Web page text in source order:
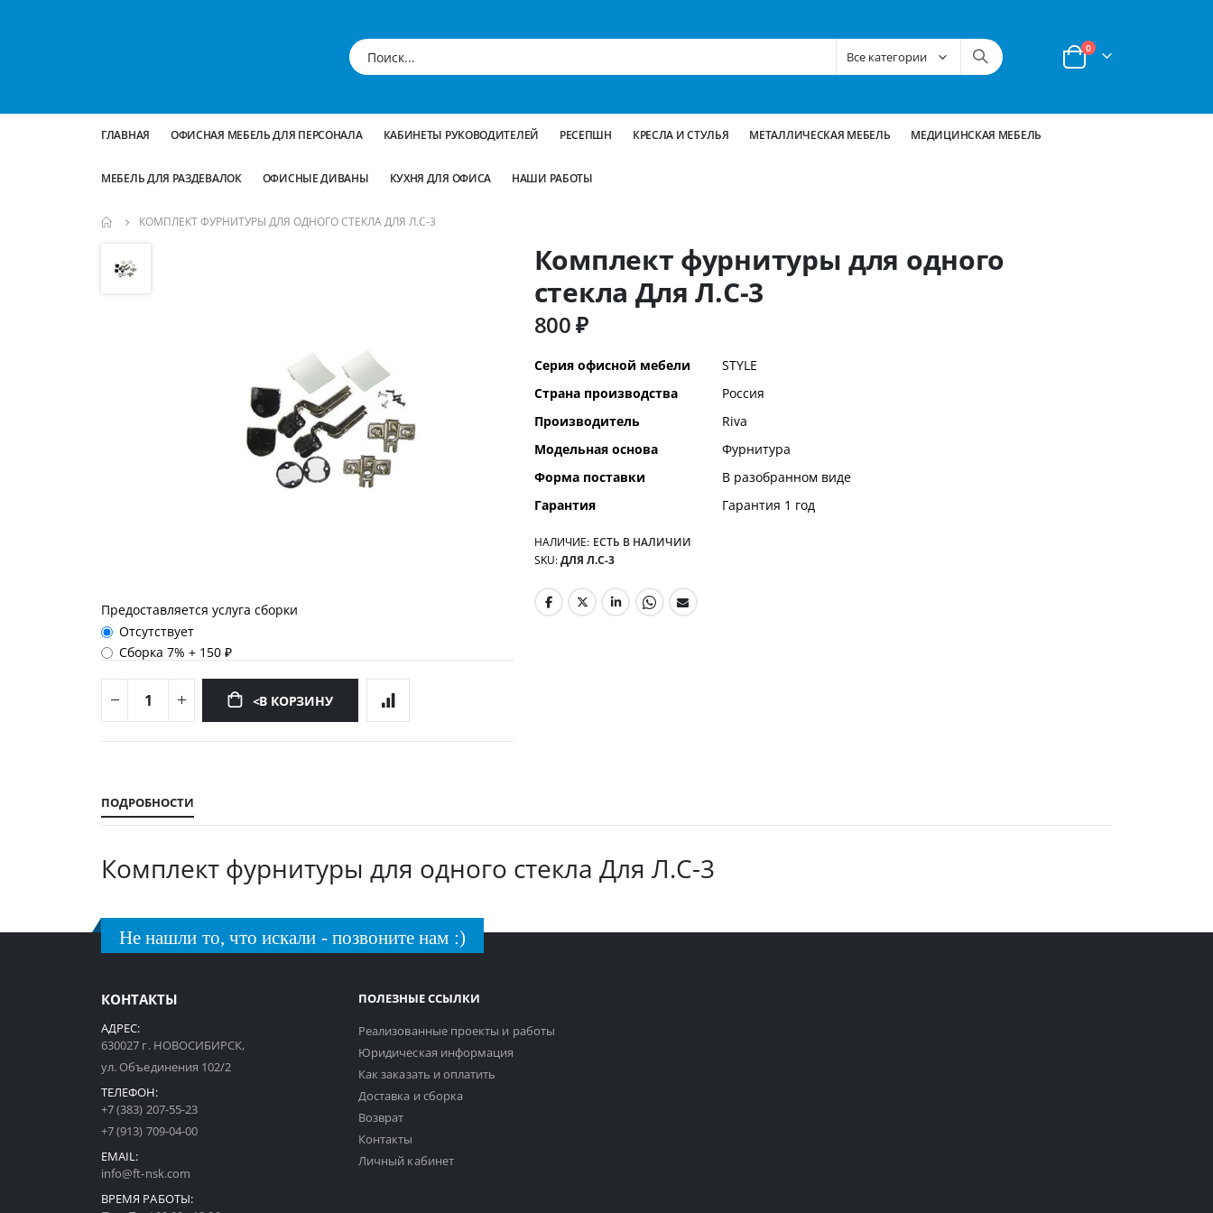
Корзина
0позиции
ГЛАВНАЯ ОФИСНАЯ МЕБЕЛЬ ДЛЯ ПЕРСОНАЛА КАБИНЕТЫ РУКОВОДИТЕЛЕЙ РЕСЕПШН КРЕСЛА И СТУЛЬЯ МЕТАЛЛИЧЕСКАЯ МЕБЕЛЬ МЕДИЦИНСКАЯ МЕБЕЛЬ
МЕБЕЛЬ ДЛЯ РАЗДЕВАЛОК ОФИСНЫЕ ДИВАНЫ КУХНЯ ДЛЯ ОФИСА НАШИ РАБОТЫ
КОМПЛЕКТ ФУРНИТУРЫ ДЛЯ ОДНОГО СТЕКЛА ДЛЯ Л.С-3
перейти
Предоставляется услуга сборки
Отсутствует
Сборка 7%+ 150 ₽
<В КОРЗИНУ
началу
галереи
изображений
Комплект фурнитуры для одного
стекла Для Л.С-3
800 ₽
Дополнительная
информация
Серия офисной мебели
STYLE
Страна производства
Россия
Производитель
Riva
Модельная основа
Фурнитура
Форма поставки
В разобранном виде
Гарантия
Гарантия 1 год
НАЛИЧИЕ: ЕСТЬ В НАЛИЧИИ
SKU ДЛЯ Л.С-3
ПОДРОБНОСТИ
Комплект фурнитуры для одного стекла Для Л.С-3
Не нашли то, что искали - позвоните нам :)
КОНТАКТЫ
АДРЕС:
630027 г. НОВОСИБИРСК,
ул. Объединения 102/2
ТЕЛЕФОН:
+7 (383) 207-55-23
+7 (913) 709-04-00
EMAIL:
info@ft-nsk.com
ВРЕМЯ РАБОТЫ:
ПОЛЕЗНЫЕ ССЫЛКИ
Реализованные проекты и работы
Юридическая информация
Как заказать и оплатить
Доставка и сборка
Возврат
Контакты
Личный кабинет